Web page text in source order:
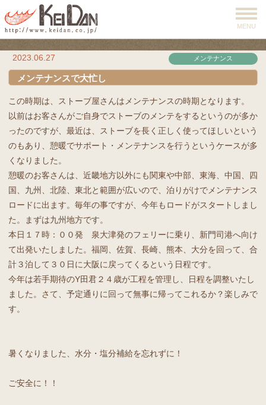
MENU
2023.06.27 メンテナンス
メンテナンスで大忙し
この時期は、ストーブ屋さんはメンテナンスの時期となります。
以前はお客さんがご自身でストーブのメンテをするというのが多か
ったのですが、最近は、ストーブを長く正しく使ってほしいという
のもあり、憩暖でサポート・メンテナンスを行うというケースが多
くなりました。
憩暖のお客さんは、近畿地方以外にも関東や中部、東海、中国、四
国、九州、北陸、東北と範囲が広いので、泊りがけでメンテナンス
ロードに出ます。毎年の事ですが、今年もロードがスタートしまし
た。まずは九州地方です。
本日１７時：００発 泉大津発のフェリーに乗り、新門司港へ向け
て出発いたしました。福岡、佐賀、長崎、熊本、大分を回って、合
計３泊して３０日に大阪に戻ってくるという日程です。
今年は若手期待のY田君２４歳が工程を管理し、日程を調整いたし
ました。さて、予定通りに回って無事に帰ってこれるか？楽しみで
す。
暑くなりました、水分・塩分補給を忘れずに！
ご安全に！！